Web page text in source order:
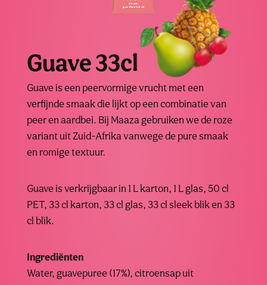
Guave 33cl
Guave is een peervormige vrucht met een
verfijnde smaak die lijkt op een combinatie van
peer en aardbei. Bij Maaza gebruiken we de roze
variant uit Zuid-Afrika vanwege de pure smaak
en romige textuur.
Guave is verkrijgbaar in 1 L karton, 1 L glas, 50 cl
PET, 33 cl karton, 33 cl glas, 33 cl sleek blik en 33
cl blik.
Ingrediënten
Water, guavepuree (17%), citroensap uit